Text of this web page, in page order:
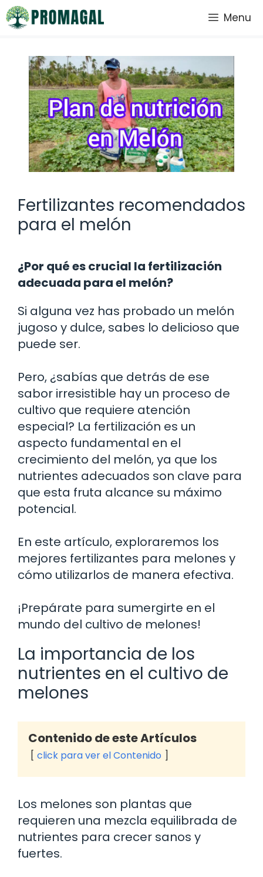
Saltar
al
Menu
Fertilizantes recomendados
para el melón
¿Por qué es crucial la fertilización
adecuada para el melón?
Si alguna vez has probado un melón
jugoso y dulce, sabes lo delicioso que
puede ser.
Pero, ¿sabías que detrás de ese
sabor irresistible hay un proceso de
cultivo que requiere atención
especial? La fertilización es un
aspecto fundamental en el
crecimiento del melón, ya que los
nutrientes adecuados son clave para
que esta fruta alcance su máximo
potencial.
En este artículo, exploraremos los
mejores fertilizantes para melones y
cómo utilizarlos de manera efectiva.
¡Prepárate para sumergirte en el
mundo del cultivo de melones!
La importancia de los
nutrientes en el cultivo de
melones
Contenido de este Artículos
click para ver el Contenido
Los melones son plantas que
requieren una mezcla equilibrada de
nutrientes para crecer sanos y
fuertes.